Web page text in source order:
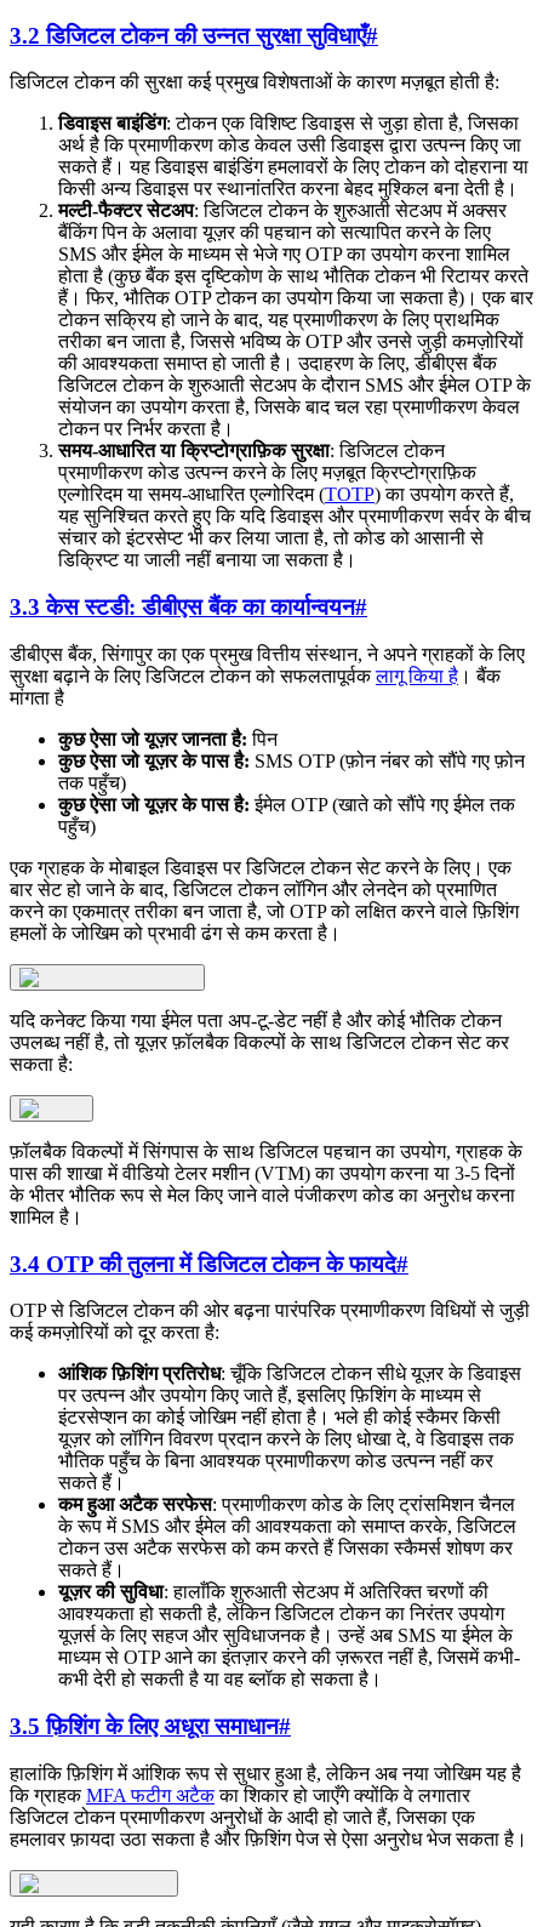
3.2 डिजिटल टोकन की उन्नत सुरक्षा सुविधाएँ#
डिजिटल टोकन की सुरक्षा कई प्रमुख विशेषताओं के कारण मज़बूत होती है:
डिवाइस बाइंडिंग: टोकन एक विशिष्ट डिवाइस से जुड़ा होता है, जिसका
अर्थ है कि प्रमाणीकरण कोड केवल उसी डिवाइस द्वारा उत्पन्न किए जा
सकते हैं। यह डिवाइस बाइंडिंग हमलावरों के लिए टोकन को दोहराना या
किसी अन्य डिवाइस पर स्थानांतरित करना बेहद मुश्किल बना देती है।
मल्टी-फैक्टर सेटअप: डिजिटल टोकन के शुरुआती सेटअप में अक्सर
बैंकिंग पिन के अलावा यूज़र की पहचान को सत्यापित करने के लिए
SMS और ईमेल के माध्यम से भेजे गए OTP का उपयोग करना शामिल
होता है (कुछ बैंक इस दृष्टिकोण के साथ भौतिक टोकन भी रिटायर करते
हैं। फिर, भौतिक OTP टोकन का उपयोग किया जा सकता है)। एक बार
टोकन सक्रिय हो जाने के बाद, यह प्रमाणीकरण के लिए प्राथमिक
तरीका बन जाता है, जिससे भविष्य के OTP और उनसे जुड़ी कमज़ोरियों
की आवश्यकता समाप्त हो जाती है। उदाहरण के लिए, डीबीएस बैंक
डिजिटल टोकन के शुरुआती सेटअप के दौरान SMS और ईमेल OTP के
संयोजन का उपयोग करता है, जिसके बाद चल रहा प्रमाणीकरण केवल
टोकन पर निर्भर करता है।
समय-आधारित या क्रिप्टोग्राफ़िक सुरक्षा: डिजिटल टोकन
प्रमाणीकरण कोड उत्पन्न करने के लिए मज़बूत क्रिप्टोग्राफ़िक
एल्गोरिदम या समय-आधारित एल्गोरिदम (TOTP) का उपयोग करते हैं,
यह सुनिश्चित करते हुए कि यदि डिवाइस और प्रमाणीकरण सर्वर के बीच
संचार को इंटरसेप्ट भी कर लिया जाता है, तो कोड को आसानी से
डिक्रिप्ट या जाली नहीं बनाया जा सकता है।
3.3 केस स्टडी: डीबीएस बैंक का कार्यान्वयन#
डीबीएस बैंक, सिंगापुर का एक प्रमुख वित्तीय संस्थान, ने अपने ग्राहकों के लिए
सुरक्षा बढ़ाने के लिए डिजिटल टोकन को सफलतापूर्वकलागू किया है । बैंक
मांगता है
कुछ ऐसा जो यूज़र जानता है: पिन
कुछ ऐसा जो यूज़र के पास है: SMS OTP (फ़ोन नंबर को सौंपे गए फ़ोन
तक पहुँच)
कुछ ऐसा जो यूज़र के पास है: ईमेल OTP (खाते को सौंपे गए ईमेल तक
पहुँच)
एक ग्राहक के मोबाइल डिवाइस पर डिजिटल टोकन सेट करने के लिए। एक
बार सेट हो जाने के बाद, डिजिटल टोकन लॉगिन और लेनदेन को प्रमाणित
करने का एकमात्र तरीका बन जाता है, जो OTP को लक्षित करने वाले फ़िशिंग
हमलों के जोखिम को प्रभावी ढंग से कम करता है।
यदि कनेक्ट किया गया ईमेल पता अप-टू-डेट नहीं है और कोई भौतिक टोकन
उपलब्ध नहीं है, तो यूज़र फ़ॉलबैक विकल्पों के साथ डिजिटल टोकन सेट कर
सकता है:
फ़ॉलबैक विकल्पों में सिंगपास के साथ डिजिटल पहचान का उपयोग, ग्राहक के
पास की शाखा में वीडियो टेलर मशीन (VTM) का उपयोग करना या 3-5 दिनों
के भीतर भौतिक रूप से मेल किए जाने वाले पंजीकरण कोड का अनुरोध करना
शामिल है।
3.4 OTP की तुलना में डिजिटल टोकन के फायदे#
OTP से डिजिटल टोकन की ओर बढ़ना पारंपरिक प्रमाणीकरण विधियों से जुड़ी
कई कमज़ोरियों को दूर करता है:
आंशिक फ़िशिंग प्रतिरोध: चूँकि डिजिटल टोकन सीधे यूज़र के डिवाइस
पर उत्पन्न और उपयोग किए जाते हैं, इसलिए फ़िशिंग के माध्यम से
इंटरसेप्शन का कोई जोखिम नहीं होता है। भले ही कोई स्कैमर किसी
यूज़र को लॉगिन विवरण प्रदान करने के लिए धोखा दे, वे डिवाइस तक
भौतिक पहुँच के बिना आवश्यक प्रमाणीकरण कोड उत्पन्न नहीं कर
सकते हैं।
कम हुआ अटैक सरफेस: प्रमाणीकरण कोड के लिए ट्रांसमिशन चैनल
के रूप में SMS और ईमेल की आवश्यकता को समाप्त करके, डिजिटल
टोकन उस अटैक सरफेस को कम करते हैं जिसका स्कैमर्स शोषण कर
सकते हैं।
यूज़र की सुविधा: हालाँकि शुरुआती सेटअप में अतिरिक्त चरणों की
आवश्यकता हो सकती है, लेकिन डिजिटल टोकन का निरंतर उपयोग
यूज़र्स के लिए सहज और सुविधाजनक है। उन्हें अब SMS या ईमेल के
माध्यम से OTP आने का इंतज़ार करने की ज़रूरत नहीं है, जिसमें कभी-
कभी देरी हो सकती है या वह ब्लॉक हो सकता है।
3.5 फ़िशिंग के लिए अधूरा समाधान#
हालांकि फ़िशिंग में आंशिक रूप से सुधार हुआ है, लेकिन अब नया जोखिम यह है
कि ग्राहकMFA फटीग अटैकका शिकार हो जाएँगे क्योंकि वे लगातार
डिजिटल टोकन प्रमाणीकरण अनुरोधों के आदी हो जाते हैं, जिसका एक
हमलावर फ़ायदा उठा सकता है और फ़िशिंग पेज से ऐसा अनुरोध भेज सकता है।